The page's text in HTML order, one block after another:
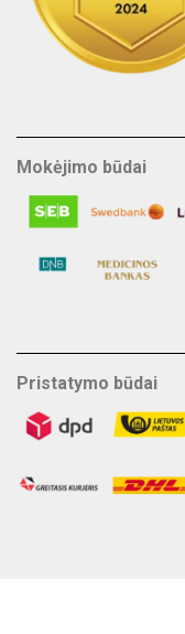
Mokėjimo būdai
Pristatymo būdai